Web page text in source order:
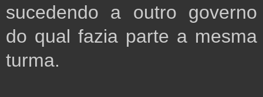
sucedendo a outro governo
do qual fazia parte a mesma
turma.